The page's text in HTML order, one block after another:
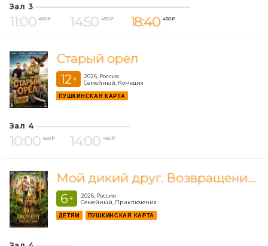
Зал 3
11:00 450 ₽ 14:50 450 ₽ 18:40 450 ₽
Старый орёл
12 +
2026, Россия
Семейный, Комедия
ПУШКИНСКАЯ КАРТА
Зал 4
10:00 450 ₽ 14:00 450 ₽
Мой дикий друг. Возвращение домой
6 +
2026, Россия
Семейный, Приключения
ДЕТЯМ ПУШКИНСКАЯ КАРТА